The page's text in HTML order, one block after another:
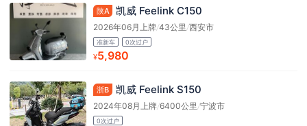
陕A 凯威 Feelink C150
2026年06月上牌/43公里 /西安市
准新车 0次过户
¥5,980
浙B 凯威 Feelink S150
2024年08月上牌/6400公里 /宁波市
0次过户